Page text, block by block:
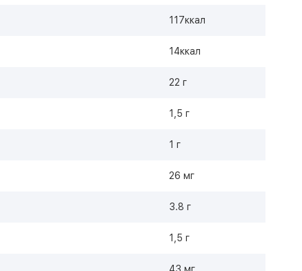
117ккал
14ккал
22 г
1,5 г
1 г
26 мг
3.8 г
1,5 г